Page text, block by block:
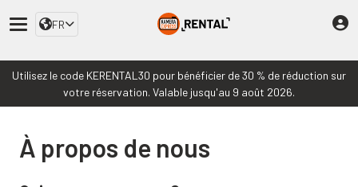
FR
Utilisez le code KERENTAL30 pour bénéficier de 30 % de réduction sur
votre réservation. Valable jusqu'au 9 août 2026.
À propos de nous